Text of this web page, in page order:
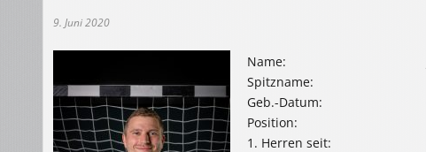
9. Juni 2020
Name:
Spitzname:
Geb.-Datum:
Position:
1. Herren seit: